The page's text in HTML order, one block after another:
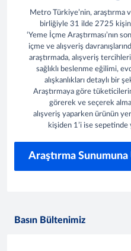
Metro Türkiye’nin, araştırma
birliğiyle 31 ilde 2725
‘Yeme İçme Araştırması’nın
içme ve alışveriş
araştırmada, alışveriş
sağlıklı beslenme eğilimi,
alışkanlıkları detaylı bir
Araştırmaya göre
görerek ve seçerek
alışveriş yaparken ürünün
kişiden 1’i ise
Araştırma Sunumuna
Basın Bültenimiz